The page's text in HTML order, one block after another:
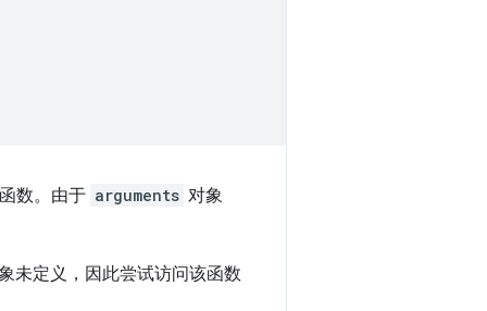
数。由于 arguments 对象
未定义，因此尝试访问该函数